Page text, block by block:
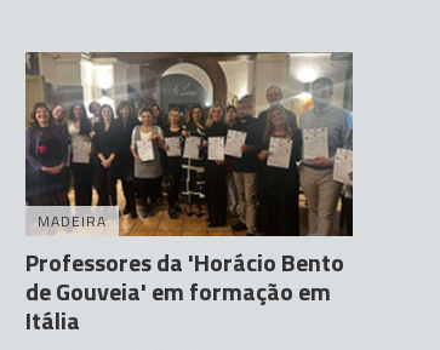
MADEIRA
Professores da 'Horácio Bento
de Gouveia' em formação em
Itália